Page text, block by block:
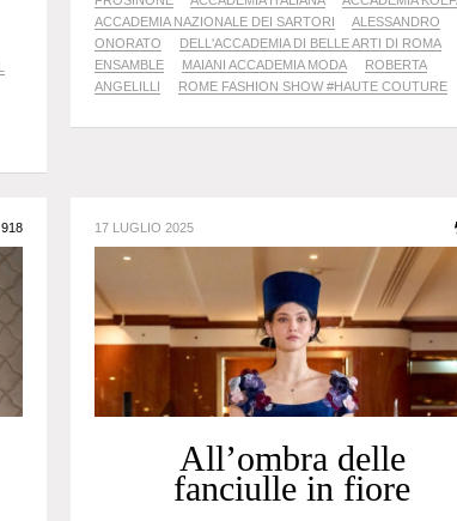
ACCADEMIA NAZIONALE DEI SARTORI
ALESSANDRO
ONORATO
DELL'ACCADEMIA DI BELLE ARTI DI ROMA
ENSAMBLE
MAIANI ACCADEMIA MODA
ROBERTA
ANGELILLI
ROME FASHION SHOW #HAUTE COUTURE
918 17 LUGLIO 2025
All’ombra delle
fanciulle in fiore